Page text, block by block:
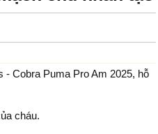
Cobra Puma Pro Am 2025, hỗ
cháu.